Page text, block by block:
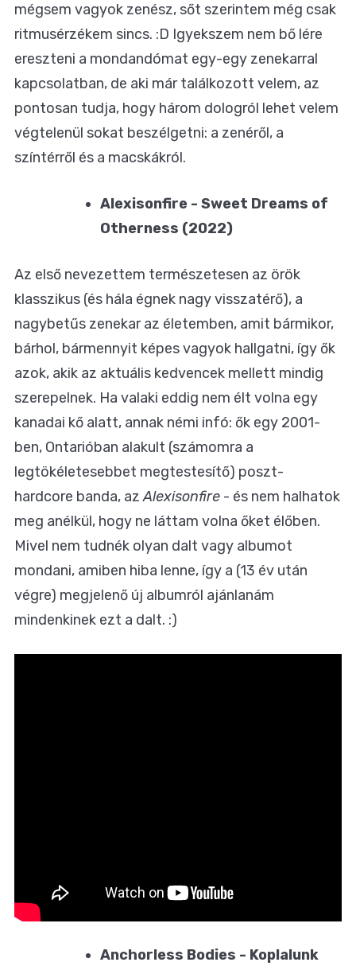
mégsem vagyok zenész, sőt szerintem még csak
ritmusérzékem sincs. :D Igyekszem nem bő lére
ereszteni a mondandómat egy-egy zenekarral
kapcsolatban, de aki már találkozott velem, az
pontosan tudja, hogy három dologról lehet velem
végtelenül sokat beszélgetni: a zenéről, a
színtérről és a macskákról.
Alexisonfire - Sweet Dreams of
Otherness (2022)
Az első nevezettem természetesen az örök
klasszikus (és hála égnek nagy visszatérő), a
nagybetűs zenekar az életemben, amit bármikor,
bárhol, bármennyit képes vagyok hallgatni, így ők
azok, akik az aktuális kedvencek mellett mindig
szerepelnek. Ha valaki eddig nem élt volna egy
kanadai kő alatt, annak némi infó: ők egy 2001-
ben, Ontarióban alakult (számomra a
legtökéletesebbet megtestesítő) poszt-
hardcore banda, azAlexisonfire - és nem halhatok
meg anélkül, hogy ne láttam volna őket élőben.
Mivel nem tudnék olyan dalt vagy albumot
mondani, amiben hiba lenne, így a (13 év után
végre) megjelenő új albumról ajánlanám
mindenkinek ezt a dalt. :)
Anchorless Bodies - Koplalunk